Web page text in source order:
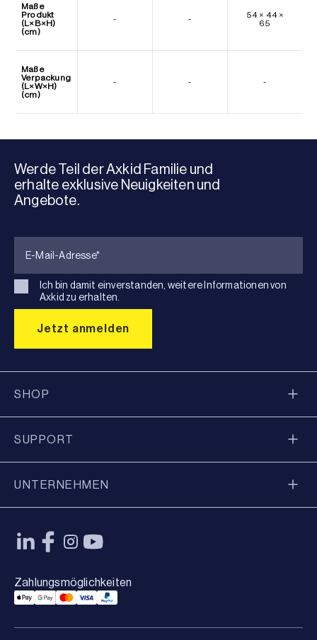
Maße
Produkt
(L×B×H)
(cm)
- -
54 × 44 ×
65
Maße
Verpackung
(L×W×H)
(cm)
- - -
Werde Teil der Axkid Familie und
erhalte exklusive Neuigkeiten und
Angebote.
Ich bin damit einverstanden, weitere Informationen von
Axkid zu erhalten.
SHOP
SUPPORT
UNTERNEHMEN
Zahlungsmöglichkeiten
Applepay Payment
Googlepay Payment
Mastercard Payment
Visa Payment
Paypal Payment